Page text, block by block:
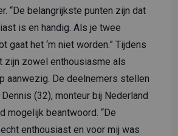
“De belangrijkste punten zijn dat
is en handig. Als je twee
gaat het ‘m niet worden.” Tijdens
zijn zowel enthousiasme als
aanwezig. De deelnemers stellen
(32), monteur bij Nederland
mogelijk beantwoord. “De
enthousiast en voor mij was